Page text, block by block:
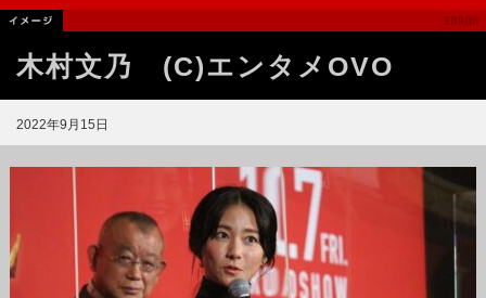
木村文乃 (C)エンタメOVO
2022年9月15日